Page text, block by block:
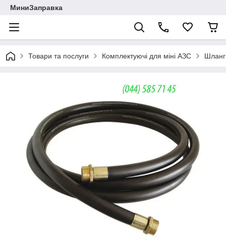
МиниЗаправка
Товари та послуги Комплектуючі для міні АЗС